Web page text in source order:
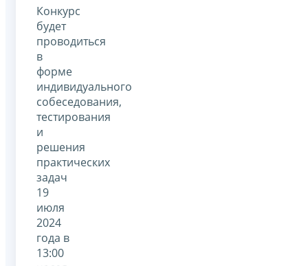
Конкурс
будет
проводиться
в
форме
индивидуального
собеседования,
тестирования
и
решения
практических
задач
19
июля
2024
года в
13:00